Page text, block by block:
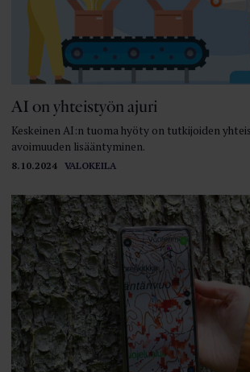
8.10.2024 VALOKEILA
AI on yhteistyön ajuri
Keskeinen AI:n tuoma hyöty on tutkijoiden
avoimuuden lisääntyminen.